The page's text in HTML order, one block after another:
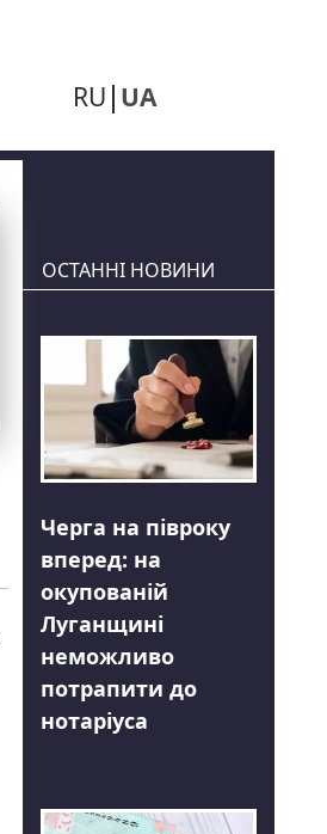
RU UA
ОСТАННІ НОВИНИ
Черга на півроку
вперед: на
окупованій
Луганщині
неможливо
потрапити до
нотаріуса